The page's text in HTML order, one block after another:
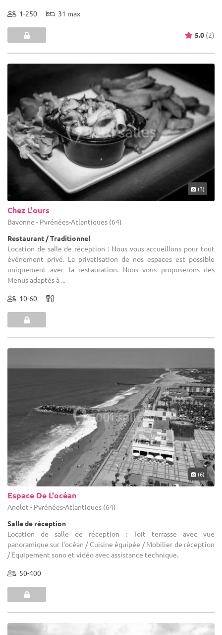
1-250 31 max
5.0 (2)
(3)
Chez L'ours
Bayonne - Pyrénées-Atlantiques (64)
Restaurant / Traditionnel
Location de salle de réception : Nous vous accueillons pour tout
événement privé. La privatisation de nos espaces est possible
uniquement avec la restauration. Nous vous proposerons des
Menus adaptés à ...
10-60
(6)
Espace De L'océan
Anglet - Pyrénées-Atlantiques (64)
Salle de réception
Location de salle de réception : Toit terrasse avec vue
panoramique sur l'océan / Cuisine équipée / Mobilier de réception
/ Equipement sono et vidéo avec assistance technique.
50-400